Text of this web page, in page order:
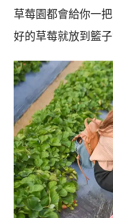
草莓園都會給你一
好的草莓就放到籃